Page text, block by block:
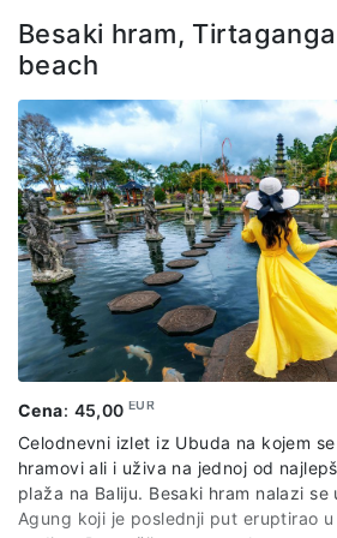
itd. Nakon adrenalinske avanture,
bazen u Jungle fish baru. U oblasti
najlepših barova-fenomenalni infiniti
Uživamo u hladnim koktelima,
dobroj muzici.. Cena izleta obuhvata:
po predviđenom itinereru, ulaznice
lokalnog vodiča na engleskom jeziku.
Ulaznicu za Jungle fihs bar, hranu I
Besaki hram,
beach
Cena: 45,00EUR
Celodnevni izlet iz Ubuda na kojem
hramovi ali i uživa na jednoj od
plaža na Baliju. Besaki hram nalazi
Agung koji je poslednji put eruptirao u